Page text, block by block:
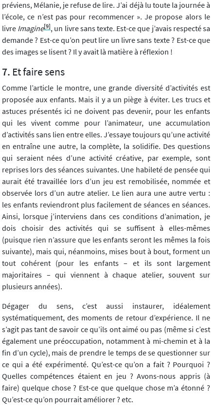
préviens, Mélanie, je refuse de lire. J’ai déjà lu toute la journée à
l’école, ce n’est pas pour recommencer ». Je propose alors le
livre Imagine[9], un livre sans texte. Est-ce que j’avais respecté sa
demande ? Est-ce qu’on peut lire un livre sans texte ? Est-ce que
des images se lisent ? Il y avait là matière à réflexion !
Et faire sens
Comme l’article le montre, une grande diversité d’activités est
proposée aux enfants. Mais il y a un piège à éviter. Les trucs et
astuces présentés ici ne doivent pas devenir, pour les enfants
qui les vivent comme pour l’animateur, une accumulation
d’activités sans lien entre elles. J’essaye toujours qu’une activité
en entraîne une autre, la complète, la solidifie. Des questions
qui seraient nées d’une activité créative, par exemple, sont
reprises lors des séances suivantes. Une habileté de pensée qui
aurait été travaillée lors d’un jeu est remobilisée, nommée et
observée lors d’un autre atelier. Le lien aura une autre vertu :
les enfants reviendront plus facilement de séances en séances.
Ainsi, lorsque j’interviens dans ces conditions d’animation, je
dois choisir des activités qui se suffisent à elles-mêmes
(puisque rien n’assure que les enfants seront les mêmes la fois
suivante), mais qui, néanmoins, mises bout à bout, forment un
tout cohérent (pour les enfants – et ils sont largement
majoritaires – qui viennent à chaque atelier, souvent sur
plusieurs années).
Dégager du sens, c’est aussi instaurer, idéalement
systématiquement, des moments de retour d’expérience. Il ne
s’agit pas tant de savoir ce qu’ils ont aimé ou pas (même si c’est
également une préoccupation, notamment à mi-chemin et à la
fin d’un cycle), mais de prendre le temps de se questionner sur
ce qui a été expérimenté. Qu’est-ce qu’on a fait ? Pourquoi ?
Quelles compétences étaient en jeu ? Avons-nous appris (à
faire) quelque chose ? Est-ce que quelque chose m’a étonné ?
Qu’est-ce qu’on pourrait améliorer ? etc.